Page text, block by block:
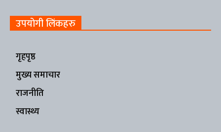
उपयोगी लिंकहरु
गृहपृष्ठ
मुख्य समाचार
राजनीति
स्वास्थ्य